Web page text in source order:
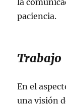
la
paciencia.
Trabajo
En el
una visión